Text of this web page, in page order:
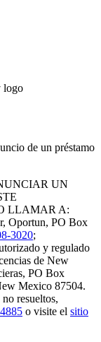
de un préstamo
UN
LLAMAR A:
Oportun, PO Box
3020;
y regulado
de New
PO Box
Mexico 87504.
resueltos,
o visite el sitio